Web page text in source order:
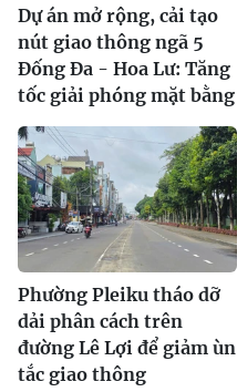
Dự án mở rộng, cải tạo
nút giao thông ngã 5
Đống Đa - Hoa Lư: Tăng
tốc giải phóng mặt bằng
Phường Pleiku tháo dỡ
dải phân cách trên
đường Lê Lợi để giảm ùn
tắc giao thông